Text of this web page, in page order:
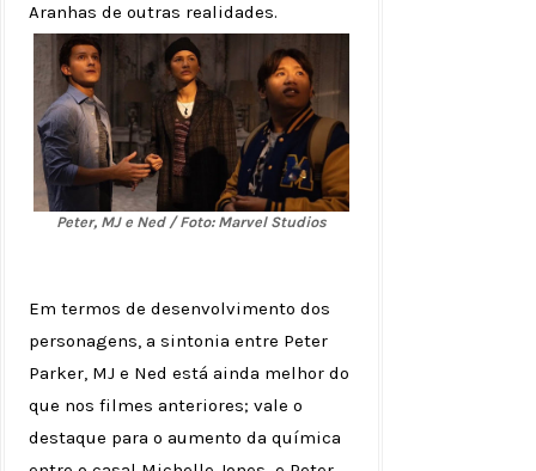
Aranhas de outras realidades.
Peter, MJ e Ned / Foto: Marvel Studios
Em termos de desenvolvimento dos
personagens, a sintonia entre Peter
Parker, MJ e Ned está ainda melhor do
que nos filmes anteriores; vale o
destaque para o aumento da química